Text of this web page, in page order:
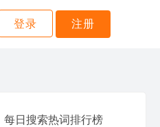
登录 注册
每日搜索热词排行榜